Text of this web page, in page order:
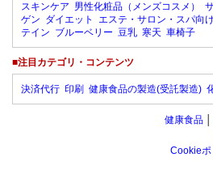
スキンケア 男性化粧品（メンズコスメ）
ゲン ダイエット エステ・サロン・スパ向け
テイン ブルーベリー 豆乳 寒天 車椅子
■注目カテゴリ・コンテンツ
決済代行 印刷 健康食品の製造(受託製造)
健康食品
Cookieポ